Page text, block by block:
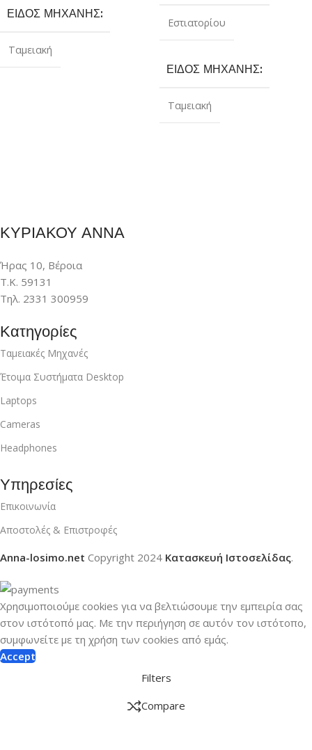
ΕΊΔΟΣ ΜΗΧΑΝΉΣ
Ταμειακή
Εστιατορίου
ΕΊΔΟΣ ΜΗΧΑΝΉΣ
Ταμειακή
ΚΥΡΙΑΚΟΥ ΑΝΝΑ
Ήρας 10, Βέροια
Τ.Κ. 59131
Τηλ. 2331 300959
Κατηγορίες
Ταμειακές Μηχανές
Έτοιμα Συστήματα Desktop
Laptops
Cameras
Headphones
Υπηρεσίες
Επικοινωνία
Αποστολές & Επιστροφές
Anna-losimo.net Copyright 2024 Κατασκευή Ιστοσελίδας.
Χρησιμοποιούμε cookies για να βελτιώσουμε την εμπειρία σας
στον ιστότοπό μας. Με την περιήγηση σε αυτόν τον ιστότοπο,
συμφωνείτε με τη χρήση των cookies από εμάς.
Accept
Filters
Compare